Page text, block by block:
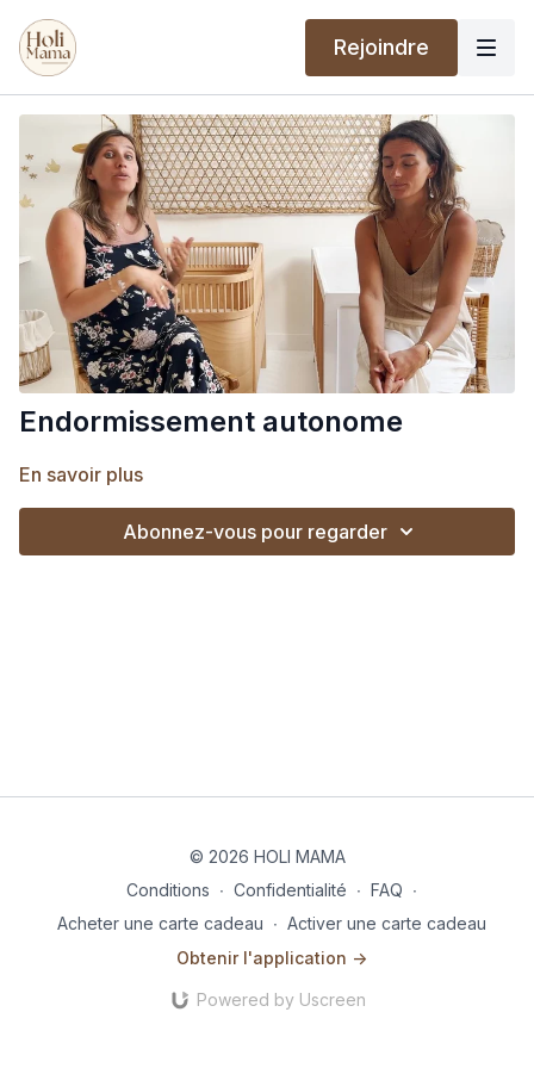
Rejoindre
Endormissement autonome
En savoir plus
Abonnez-vous pour regarder
© 2026 HOLI MAMA
Conditions ∙ Confidentialité ∙ FAQ ∙
Acheter une carte cadeau ∙ Activer une carte cadeau
Obtenir l'application ->
Powered by Uscreen